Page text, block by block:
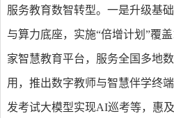
服务教育数智转型。一是升级基
与算力底座，实施“倍增计划”覆
家智慧教育平台，服务全国多地
用，推出数字教师与智慧伴学终
发考试大模型实现AI巡考等，惠